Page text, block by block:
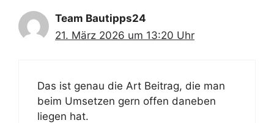
Team Bautipps24
21. März 2026 um 13:20 Uhr
Das ist genau die Art Beitrag, die man
beim Umsetzen gern offen daneben
liegen hat.